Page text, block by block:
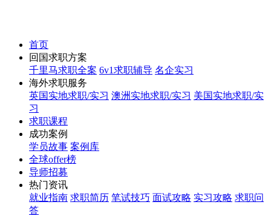
首页
回国求职方案
千里马求职全案 6v1求职辅导 名企实习
海外求职服务
英国实地求职/实习 澳洲实地求职/实习 美国实地求职/实
习
求职课程
成功案例
学员故事 案例库
全球offer榜
导师招募
热门资讯
就业指南 求职简历 笔试技巧 面试攻略 实习攻略 求职问
答